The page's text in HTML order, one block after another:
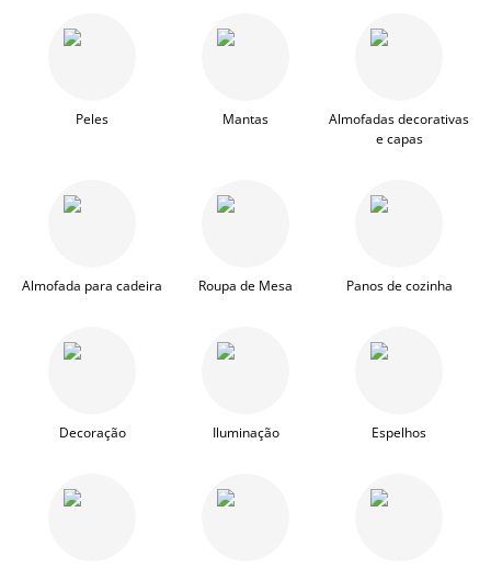
Peles Mantas
Almofadas decorativas
e capas
Almofada para cadeira Roupa de Mesa Panos de cozinha
Decoração Iluminação Espelhos